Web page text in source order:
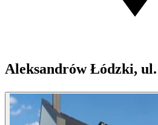
Aleksandrów Łódzki, ul.